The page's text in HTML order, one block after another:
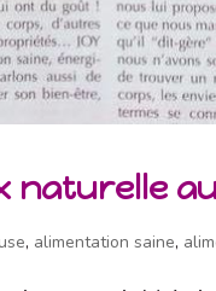
naturelle
, alimentation saine,